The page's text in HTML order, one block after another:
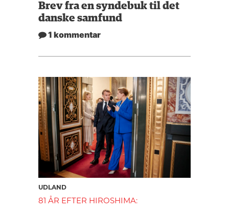
Brev fra en syndebuk til det
danske samfund
1 kommentar
UDLAND
81 ÅR EFTER HIROSHIMA: